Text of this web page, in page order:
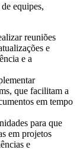
equipes,
reuniões
e
e a
que facilitam a
em tempo
para que
em projetos
e